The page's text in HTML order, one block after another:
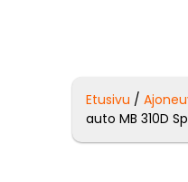
Etusivu /
auto MB 310D